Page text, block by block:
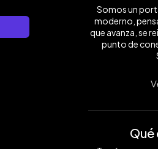
Somos un
moderno,
que avanza, se
punto de